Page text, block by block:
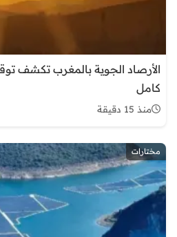
الأرصاد الجوية بالمغرب تكشف
كامل
منذ 15 دقيقة
مختارات